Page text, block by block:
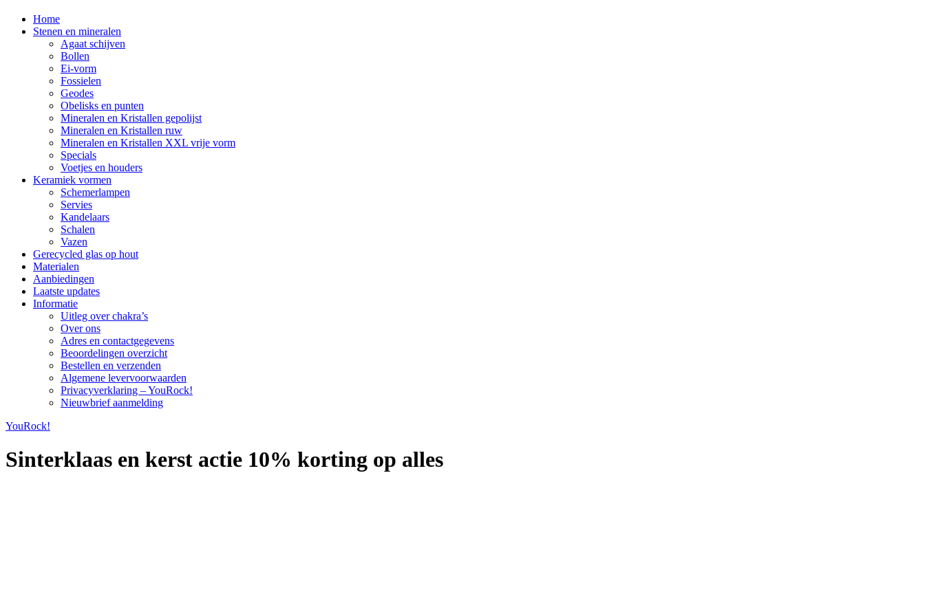
Home
Stenen en mineralen
Agaat schijven
Bollen
Ei-vorm
Fossielen
Geodes
Obelisks en punten
Mineralen en Kristallen gepolijst
Mineralen en Kristallen ruw
Mineralen en Kristallen XXL vrije vorm
Specials
Voetjes en houders
Keramiek vormen
Schemerlampen
Servies
Kandelaars
Schalen
Vazen
Gerecycled glas op hout
Materialen
Aanbiedingen
Laatste updates
Informatie
Uitleg over chakra’s
Over ons
Adres en contactgegevens
Beoordelingen overzicht
Bestellen en verzenden
Algemene levervoorwaarden
Privacyverklaring – YouRock!
Nieuwbrief aanmelding
YouRock!
Sinterklaas en kerst actie 10% korting op alles